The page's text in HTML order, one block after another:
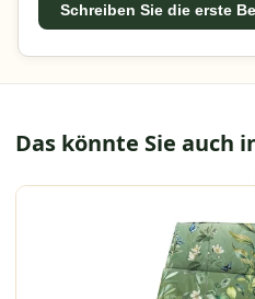
Schreiben Sie die erste
Das könnte Sie auch